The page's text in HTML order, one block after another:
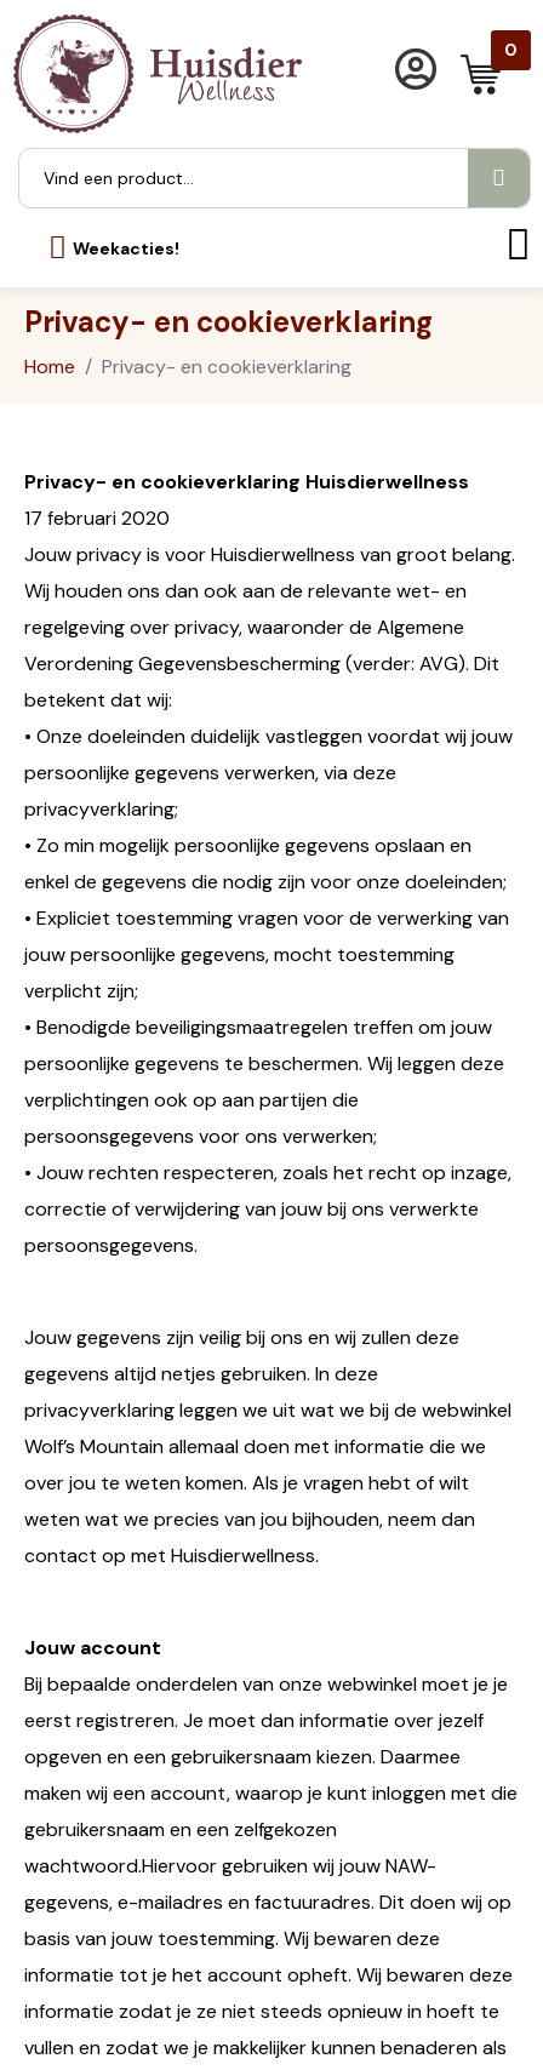
0
Weekacties!
Privacy- en cookieverklaring
Home Privacy- en cookieverklaring
Privacy- en cookieverklaring Huisdierwellness
17 februari 2020
Jouw privacy is voor Huisdierwellness van groot belang.
Wij houden ons dan ook aan de relevante wet- en
regelgeving over privacy, waaronder de Algemene
Verordening Gegevensbescherming (verder: AVG). Dit
betekent dat wij:
• Onze doeleinden duidelijk vastleggen voordat wij jouw
persoonlijke gegevens verwerken, via deze
privacyverklaring;
• Zo min mogelijk persoonlijke gegevens opslaan en
enkel de gegevens die nodig zijn voor onze doeleinden;
• Expliciet toestemming vragen voor de verwerking van
jouw persoonlijke gegevens, mocht toestemming
verplicht zijn;
• Benodigde beveiligingsmaatregelen treffen om jouw
persoonlijke gegevens te beschermen. Wij leggen deze
verplichtingen ook op aan partijen die
persoonsgegevens voor ons verwerken;
• Jouw rechten respecteren, zoals het recht op inzage,
correctie of verwijdering van jouw bij ons verwerkte
persoonsgegevens.
Jouw gegevens zijn veilig bij ons en wij zullen deze
gegevens altijd netjes gebruiken. In deze
privacyverklaring leggen we uit wat we bij de webwinkel
Wolf’s Mountain allemaal doen met informatie die we
over jou te weten komen. Als je vragen hebt of wilt
weten wat we precies van jou bijhouden, neem dan
contact op met Huisdierwellness.
Jouw account
Bij bepaalde onderdelen van onze webwinkel moet je je
eerst registreren. Je moet dan informatie over jezelf
opgeven en een gebruikersnaam kiezen. Daarmee
maken wij een account, waarop je kunt inloggen met die
gebruikersnaam en een zelfgekozen
wachtwoord.Hiervoor gebruiken wij jouw NAW-
gegevens, e-mailadres en factuuradres. Dit doen wij op
basis van jouw toestemming. Wij bewaren deze
informatie tot je het account opheft. Wij bewaren deze
informatie zodat je ze niet steeds opnieuw in hoeft te
vullen en zodat we je makkelijker kunnen benaderen als